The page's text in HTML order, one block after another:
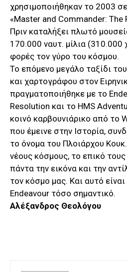
χρησιμοποιήθηκαν το 2003
«Master and Commander: The
Πριν καταλήξει πλωτό
170.000 ναυτ. μίλια (310.000
φορές τον γύρο του κόσμου.
Το επόμενο μεγάλο ταξίδι
και χαρτογράφου στον
πραγματοποιήθηκε με το
Resolution και το HMS
κοινό καρβουνιάρικο από το
που έμεινε στην Ιστορία,
το όνομα του Πλοιάρχου
νέους κόσμους, το επικό τους
πάντα την εικόνα και την
τον κόσμο μας. Και αυτό
Endeavour τόσο σημαντικό.
Αλέξανδρος Θεολόγου